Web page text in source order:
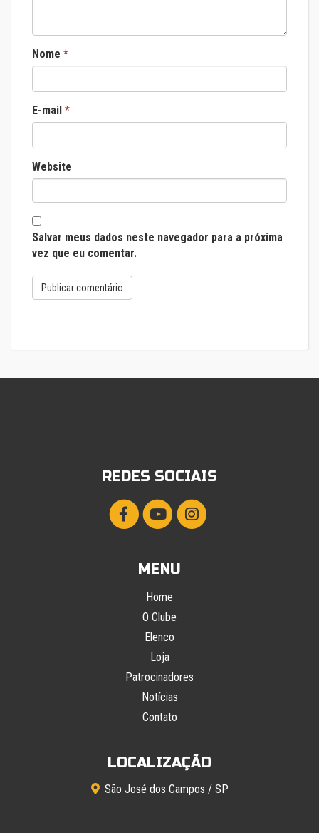
Nome *
E-mail *
Website
Salvar meus dados neste navegador para a próxima
vez que eu comentar.
REDES SOCIAIS
MENU
Home
O Clube
Elenco
Loja
Patrocinadores
Notícias
Contato
LOCALIZAÇÃO
São José dos Campos / SP